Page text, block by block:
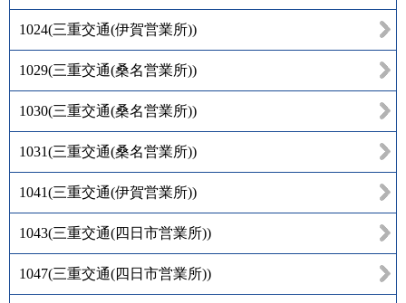
1024(三重交通(伊賀営業所))
1029(三重交通(桑名営業所))
1030(三重交通(桑名営業所))
1031(三重交通(桑名営業所))
1041(三重交通(伊賀営業所))
1043(三重交通(四日市営業所))
1047(三重交通(四日市営業所))